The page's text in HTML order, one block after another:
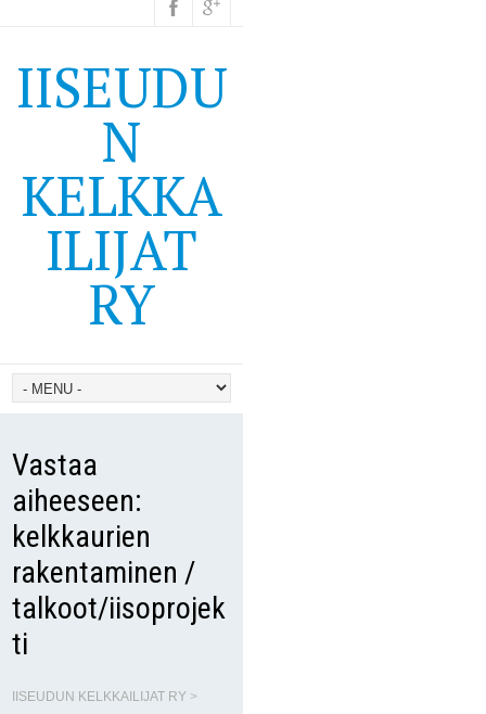
IISEUDU
N
KELKKA
ILIJAT
RY
Vastaa
aiheeseen:
kelkkaurien
rakentaminen /
talkoot/iisoprojek
ti
IISEUDUN KELKKAILIJAT RY >